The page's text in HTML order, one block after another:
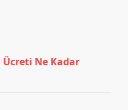
Ne Kadar